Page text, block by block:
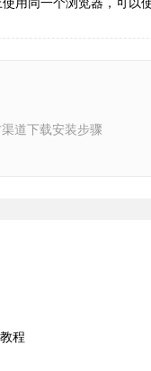
用同一个浏览器，可以
道下载安装步骤
程